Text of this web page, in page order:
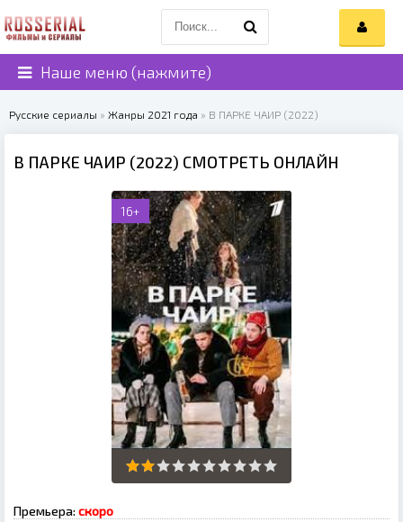
Наше меню (нажмите)
Русские сериалы » Жанры 2021 года » В ПАРКЕ ЧАИР (2022)
В ПАРКЕ ЧАИР (2022) СМОТРЕТЬ ОНЛАЙН
16+
Премьера: скоро